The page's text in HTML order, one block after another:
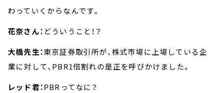
わっていくからなんです。
花奈さん： どういうこと！？
大橋先生：東京証券取引所が、株式市場に上場している企
業に対して、PBR1倍割れの是正を呼びかけました。
レッド君：PBRってなに？